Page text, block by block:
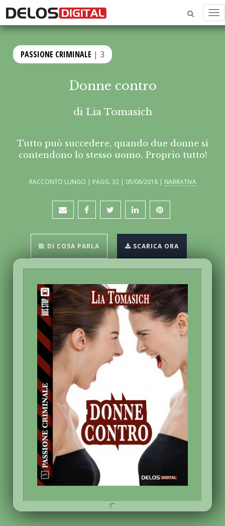
PASSIONE CRIMINALE | 3
Donne contro
di Lia Tomasich
Tutto può succedere, quando due donne si
contendono lo stesso uomo. Proprio tutto!
RACCONTO LUNGO | PAGG. 32 | 05/06/2018 | NARRATIVA
DI COSA PARLA SCARICA ORA